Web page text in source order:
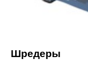
Шредеры